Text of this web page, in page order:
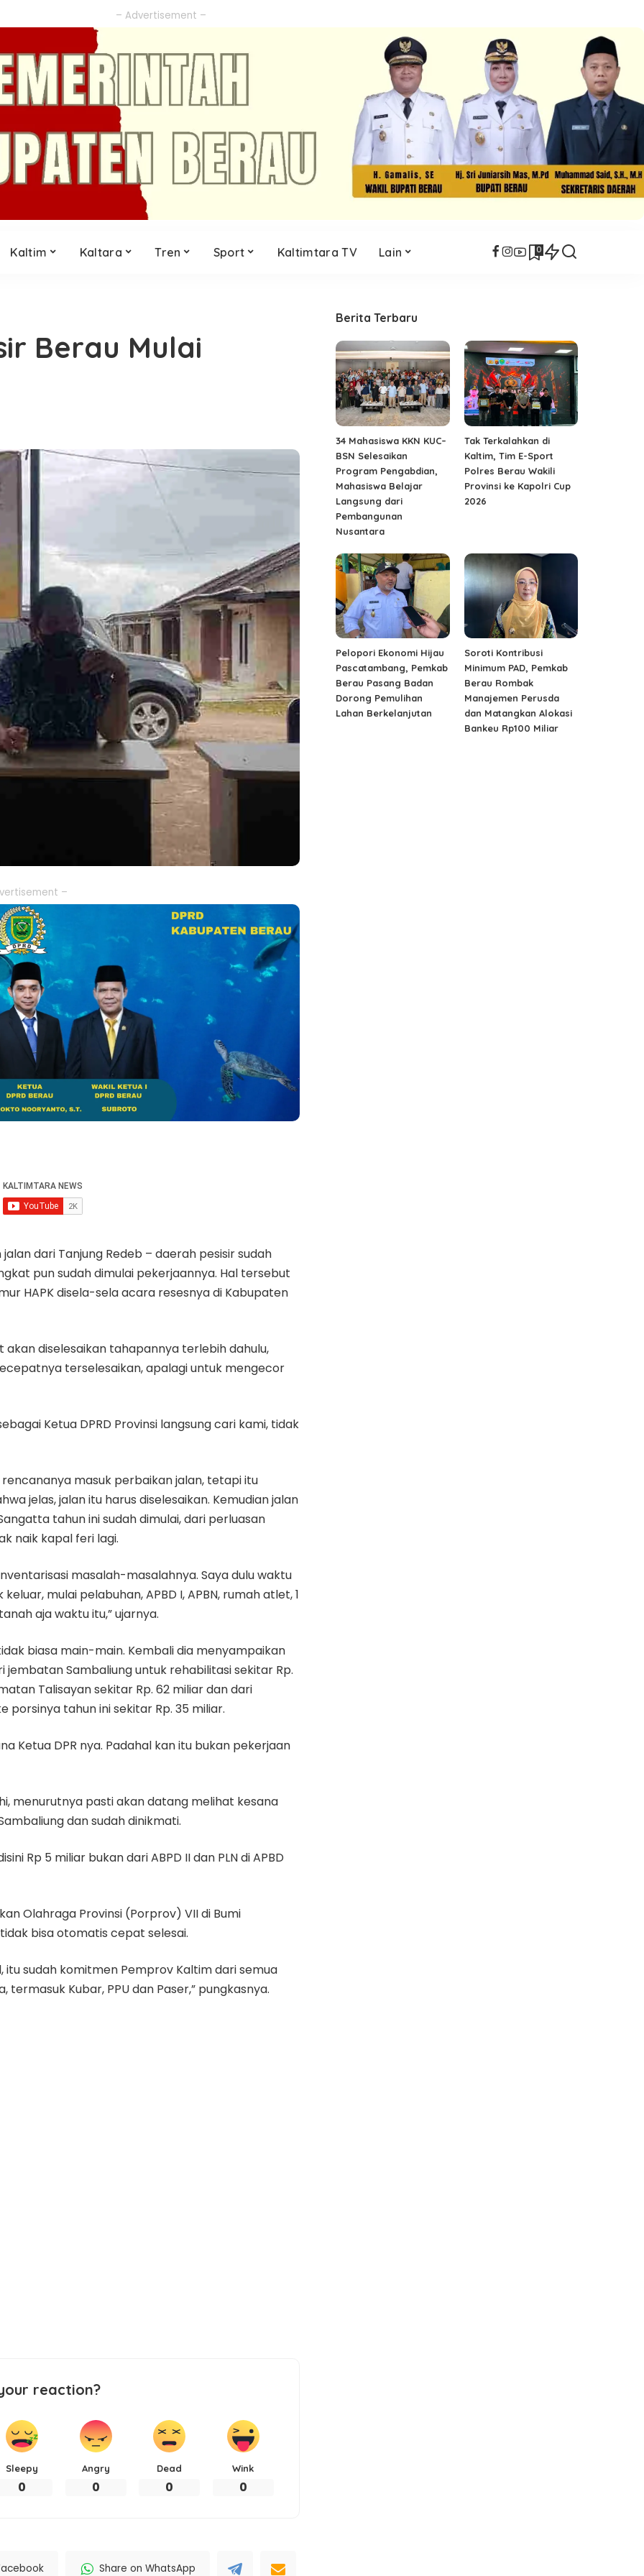
– Advertisement –
Kaltim Kaltara Tren Sport Kaltimtara TV Lain 0
Berau Mulai
–
jalan dari Tanjung Redeb – daerah pesisir sudah
pun sudah dimulai pekerjaannya. Hal tersebut
HAPK disela-sela acara resesnya di Kabupaten
diselesaikan tahapannya terlebih dahulu,
terselesaikan, apalagi untuk mengecor
Ketua DPRD Provinsi langsung cari kami, tidak
masuk perbaikan jalan, tetapi itu
jelas, jalan itu harus diselesaikan. Kemudian jalan
tahun ini sudah dimulai, dari perluasan
naik kapal feri lagi.
masalah-masalahnya. Saya dulu waktu
mulai pelabuhan, APBD I, APBN, rumah atlet, 1
aja waktu itu,” ujarnya.
biasa main-main. Kembali dia menyampaikan
Sambaliung untuk rehabilitasi sekitar Rp.
Talisayan sekitar Rp. 62 miliar dan dari
tahun ini sekitar Rp. 35 miliar.
Ketua DPR nya. Padahal kan itu bukan pekerjaan
menurutnya pasti akan datang melihat kesana
dan sudah dinikmati.
Rp 5 miliar bukan dari ABPD II dan PLN di APBD
Olahraga Provinsi (Porprov) VII di Bumi
bisa otomatis cepat selesai.
itu sudah komitmen Pemprov Kaltim dari semua
termasuk Kubar, PPU dan Paser,” pungkasnya.
reaction?
Sleepy
0
Angry
0
Dead
0
Wink
0
Share on WhatsApp
Berita Terbaru
34 Mahasiswa KKN KUC–
BSN Selesaikan
Program Pengabdian,
Mahasiswa Belajar
Langsung dari
Pembangunan
Nusantara
Tak Terkalahkan di
Kaltim, Tim E-Sport
Polres Berau Wakili
Provinsi ke Kapolri Cup
2026
Pelopori Ekonomi Hijau
Pascatambang, Pemkab
Berau Pasang Badan
Dorong Pemulihan
Lahan Berkelanjutan
Soroti Kontribusi
Minimum PAD, Pemkab
Berau Rombak
Manajemen Perusda
dan Matangkan Alokasi
Bankeu Rp100 Miliar